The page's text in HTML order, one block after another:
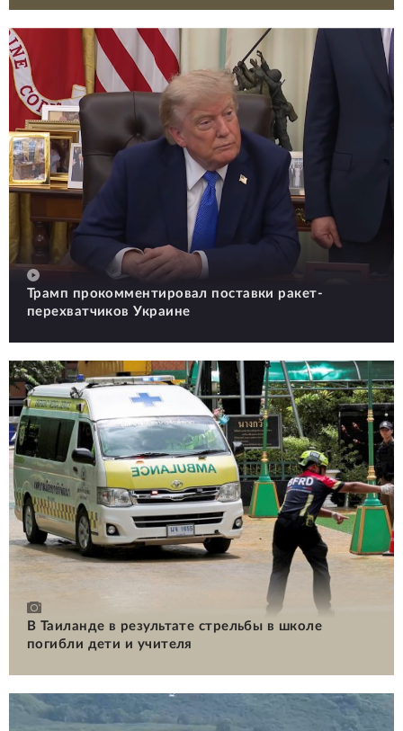
Трамп прокомментировал поставки ракет-
перехватчиков Украине
В Таиланде в результате стрельбы в школе
погибли дети и учителя